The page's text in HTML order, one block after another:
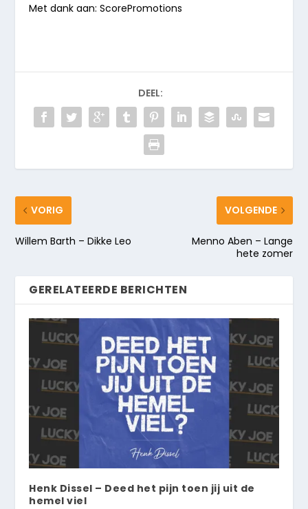
Met dank aan: ScorePromotions
DEEL:
VORIG
Willem Barth – Dikke Leo
VOLGENDE
Menno Aben – Lange
hete zomer
GERELATEERDE BERICHTEN
Henk Dissel – Deed het pijn toen jij uit de
hemel viel